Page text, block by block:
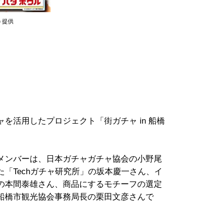
提供
活用したプロジェクト「街ガチャ in 船橋
バーは、日本ガチャガチャ協会の小野尾
Techガチャ研究所」の坂本慶一さん、イ
間泰雄さん、商品にするモチーフの選定
市観光協会事務局長の栗田文彦さんで